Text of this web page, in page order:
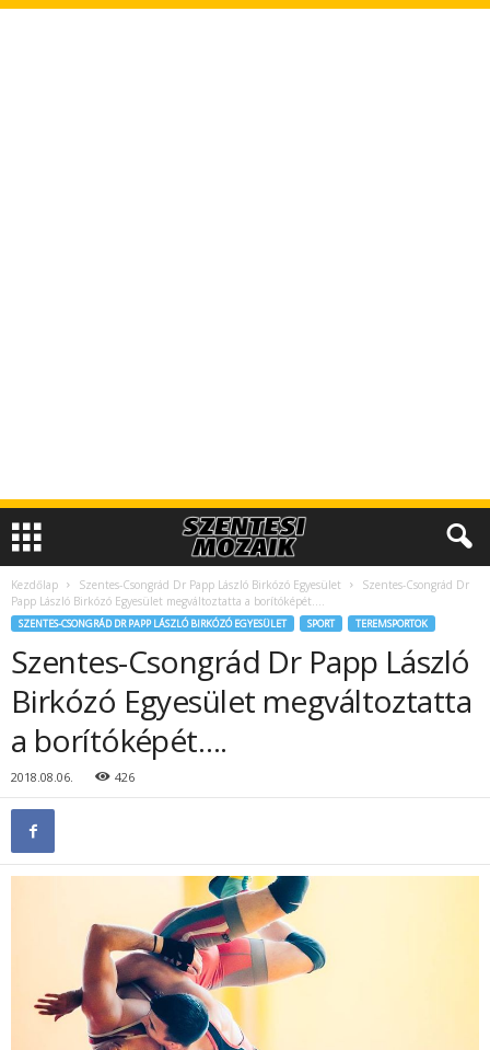
Kezdőlap Szentes-Csongrád Dr Papp László Birkózó Egyesület
Szentes-Csongrád Dr
Papp László Birkózó Egyesület megváltoztatta a borítóképét….
SZENTES-CSONGRÁD DR PAPP LÁSZLÓ BIRKÓZÓ EGYESÜLET SPORT TEREMSPORTOK
Szentes-Csongrád Dr Papp László
Birkózó Egyesület megváltoztatta
a borítóképét….
2018.08.06. 426